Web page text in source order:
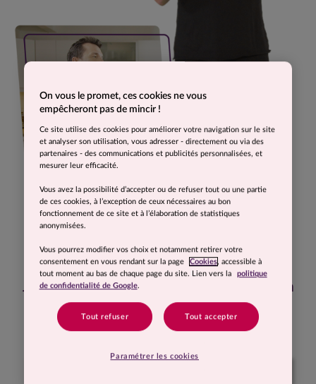
J’ai perdu 10 kg en 5 mois et appris à bien
manger. Aujourd’hui, je n’ai pas repris un
gramme !
On vous le promet, ces cookies ne vous
empêcheront pas de mincir !
Ce site utilise des cookies pour améliorer votre navigation sur le site
et analyser son utilisation, vous adresser - directement ou via des
partenaires - des communications et publicités personnalisées, et
mesurer leur efficacité.
Vous avez la possibilité d’accepter ou de refuser tout ou une partie
de ces cookies, à l’exception de ceux nécessaires au bon
fonctionnement de ce site et à l’élaboration de statistiques
anonymisées.
Vous pourrez modifier vos choix et notamment retirer votre
consentement en vous rendant sur la page
Cookies, accessible à
tout moment au bas de chaque page du site. Lien vers la
politique
de confidentialité de Google.
Tout refuser Tout accepter
Paramétrer les cookies